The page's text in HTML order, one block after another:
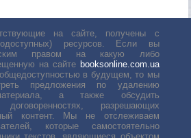
на сайте, получены с
ресурсов. Если вы
правом на какую либо
на сайте booksonline.com.ua
в будущем, то мы
предложения по удалению
а также обсудить
разрешающих
контент. Мы не отслеживаем
которые самостоятельно
текстов, являющиеся объектом